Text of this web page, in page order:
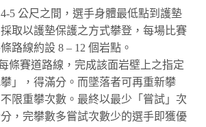
5 公尺之間，選手身體最低點到護墊
取以護墊保護之方式攀登，每場比賽
路線約設 8 – 12 個岩點。
條賽道路線，完成該面岩壁上之指定
」，得滿分。而墜落者可再重新攀
限重攀次數。最終以最少「嘗試」次
，完攀數多嘗試次數少的選手即獲優